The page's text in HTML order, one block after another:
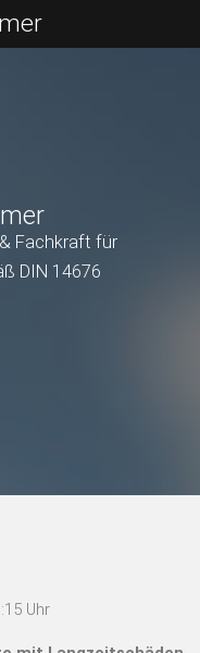
Fachkraft für
DIN 14676
Uhr